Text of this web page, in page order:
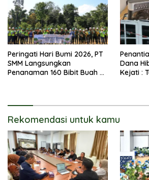
Peringati Hari Bumi 2026, PT
SMM Langsungkan
Penanaman 160 Bibit Buah Di
Dana
Kejati :
Rekomendasi untuk kamu